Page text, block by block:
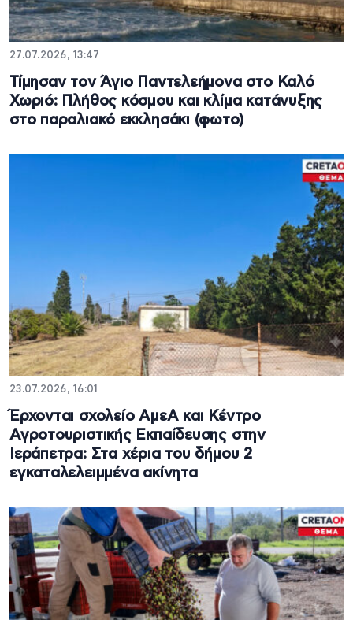
27.07.2026, 13:47
Τίμησαν τον Άγιο Παντελεήμονα στο Καλό
Χωριό: Πλήθος κόσμου και κλίμα κατάνυξης
στο παραλιακό εκκλησάκι (φωτο)
23.07.2026, 16:01
Έρχονται σχολείο ΑμεΑ και Κέντρο
Αγροτουριστικής Εκπαίδευσης στην
Ιεράπετρα: Στα χέρια του δήμου 2
εγκαταλελειμμένα ακίνητα